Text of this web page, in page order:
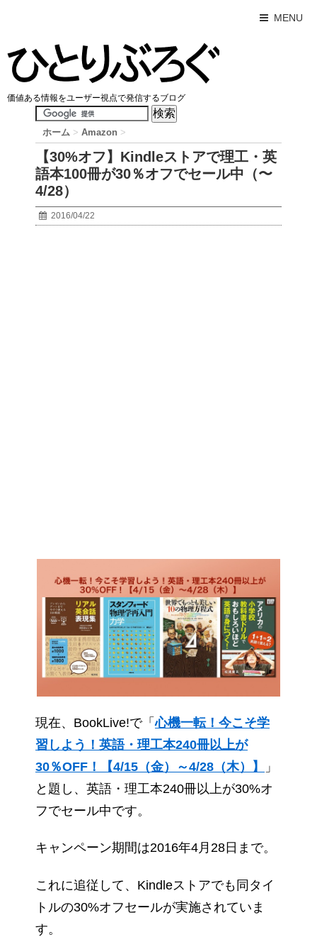
MENU
価値ある情報をユーザー視点で発信するブログ
ホーム > Amazon >
【30%オフ】Kindleストアで理工・英
語本100冊が30％オフでセール中（〜
4/28）
2016/04/22
現在、BookLive!で「心機一転！今こそ学
習しよう！英語・理工本240冊以上が
30％OFF！【4/15（金）～4/28（木）】
」
と題し、英語・理工本240冊以上が30%オ
フでセール中です。
キャンペーン期間は2016年4月28日まで。
これに追従して、Kindleストアでも同タイ
トルの30%オフセールが実施されていま
す。